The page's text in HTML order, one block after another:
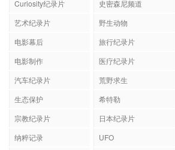
Curiosity纪录片 史密森尼频道
艺术纪录片
野生动物
电影幕后
旅行纪录片
电影制作
医疗纪录片
汽车纪录片
荒野求生
生态保护
希特勒
宗教纪录片
日本纪录片
纳粹记录
UFO